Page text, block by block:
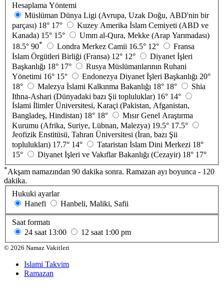
Hesaplama Yöntemi
Müslüman Dünya Ligi (Avrupa, Uzak Doğu, ABD'nin bir
parçası) 18° 17°
Kuzey Amerika İslam Cemiyeti (ABD ve
Kanada) 15° 15°
Umm al-Qura, Mekke (Arap Yarımadası)
18.5° 90* Londra Merkez Camii 16.5° 12°
Fransa
İslam Örgütleri Birliği (Fransa) 12° 12°
Diyanet İşleri
Başkanlığı 18° 17°
Rusya Müslümanlarının Ruhani
Yönetimi 16° 15° Endonezya Diyanet İşleri Başkanlığı 20°
18°
Malezya İslami Kalkınma Bakanlığı 18° 18°
Shia
Ithna-Ashari (Dünyadaki bazı Şii topluluklar) 16° 14°
İslami İlimler Üniversitesi, Karaçi (Pakistan, Afganistan,
Bangladeş, Hindistan) 18° 18°
Mısır Genel Araştırma
Kurumu (Afrika, Suriye, Lübnan, Malezya) 19.5° 17.5°
Jeofizik Enstitüsü, Tahran Üniversitesi (İran, bazı Şii
toplulukları) 17.7° 14° Tataristan İslam Dini Merkezi 18°
15°
Diyanet İşleri ve Vakıflar Bakanlığı (Cezayir) 18° 17°
*Akşam namazından 90 dakika sonra. Ramazan ayı boyunca - 120
dakika.
Hukuki ayarlar
Hanefi
Hanbeli, Maliki, Safii
Saat formatı
24 saat 13:00 12 saat 1:00 pm
© 2026 Namaz Vakitleri
Islami Takvim
Ramazan